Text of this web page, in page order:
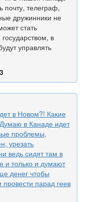
почту, телеграф,
дружинники не
стать
в
управлять
3
в Новом?! Какие
в Канаде идет
проблемы,
урезать
ведь сидят там в
и только и думают
денег чтобы
парад геев